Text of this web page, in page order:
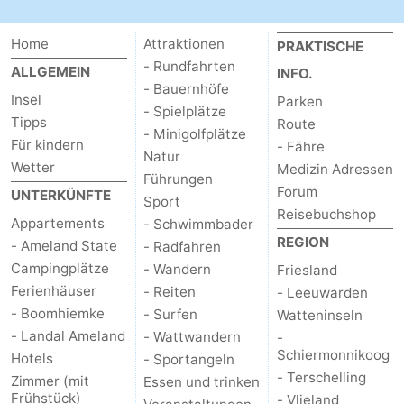
Sport
-
Schwimmbader
-
Radfahren
-
Wandern
-
Reiten
-
Surfen
-
Wattwandern
-
Sportangeln
Seehunden
Essen
Home
ALLGEMEIN
Insel
Tipps
Für kindern
Wetter
UNTERKÜNFTE
Appartements
- Ameland State
Campingplätze
Ferienhäuser
- Boomhiemke
- Landal Ameland
Hotels
Zimmer (mit
Frühstück)
Attraktionen
- Rundfahrten
- Bauernhöfe
- Spielplätze
- Minigolfplätze
Natur
Führungen
Sport
- Schwimmbader
- Radfahren
- Wandern
- Reiten
- Surfen
- Wattwandern
- Sportangeln
Essen und trinken
PRAKTISCHE
INFO.
Parken
Route
- Fähre
Medizin Adressen
Forum
Reisebuchshop
REGION
Friesland
- Leeuwarden
Watteninseln
-
Schiermonnikoog
- Terschelling
- Vlieland